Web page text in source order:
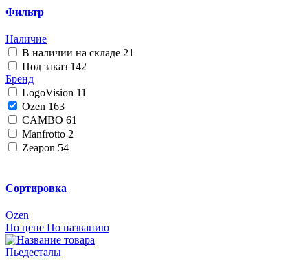
Фильтр
Наличие
В наличии на складе 21
Под заказ 142
Бренд
LogoVision 11
Ozen 163
CAMBO 61
Manfrotto 2
Zeapon 54
Сортировка
Ozen
По цене По названию
Пьедесталы